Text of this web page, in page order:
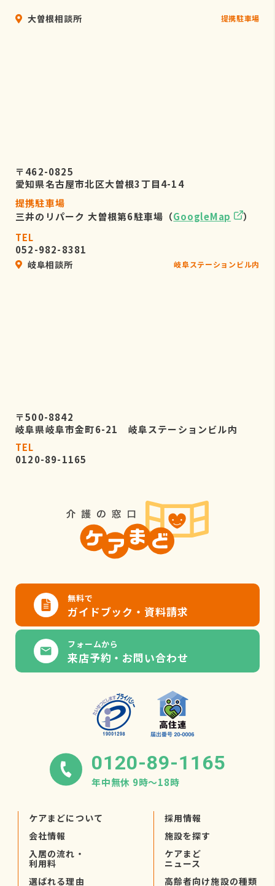
大曽根相談所 提携駐車場
〒462-0825
愛知県名古屋市北区大曽根3丁目4-14
提携駐車場
三井のリパーク 大曽根第6駐車場（GoogleMap
）
TEL
052-982-8381
岐阜相談所 岐阜ステーションビル内
〒500-8842
岐阜県岐阜市金町6-21 岐阜ステーションビル内
TEL
0120-89-1165
無料で
ガイドブック・資料請求
フォームから
来店予約・お問い合わせ
0120-89-1165
年中無休 9時〜18時
ケアまどについて
会社情報
入居の流れ・
利用料
選ばれる理由
採用情報
施設を探す
ケアまど
ニュース
高齢者向け施設の種類